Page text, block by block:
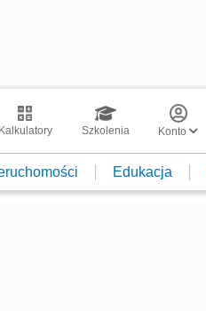
Kalkulatory Szkolenia Konto
Edukacja